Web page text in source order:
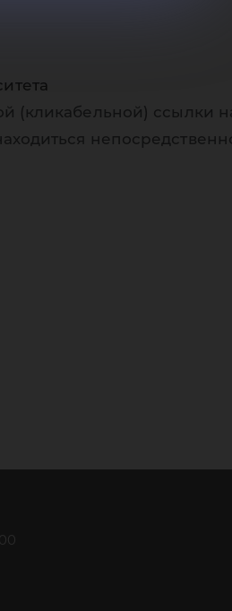
(кликабельной) ссылки